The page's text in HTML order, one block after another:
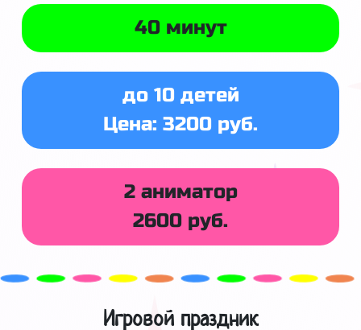
40 минут
до 10 детей
Цена: 3200 руб.
2 аниматор
2600 руб.
Игровой праздник